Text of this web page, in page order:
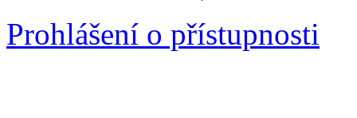
Prohlášení o přístupnosti